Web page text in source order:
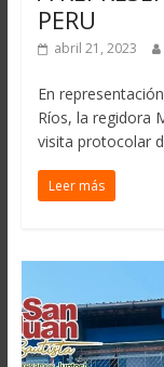
PERU
abril 21, 2023
En
Ríos, la regidora
visita protocolar
Leer más